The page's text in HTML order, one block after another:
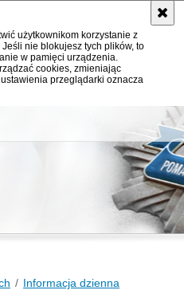
użytkownikom korzystanie z
nie blokujesz tych plików, to
w pamięci urządzenia.
cookies, zmieniając
przeglądarki oznacza
Informacja dzienna